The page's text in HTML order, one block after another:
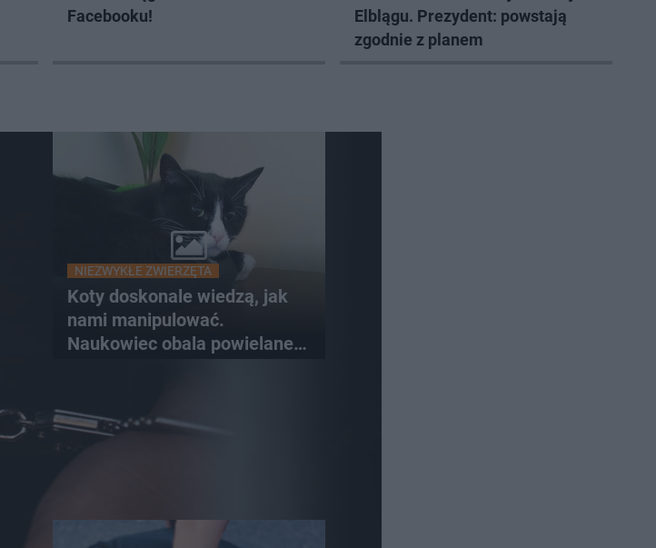
Facebooku!
Elblągu. Prezydent: powstają
zgodnie z planem
NIEZWYKŁE ZWIERZĘTA
Koty doskonale wiedzą, jak
nami manipulować.
Naukowiec obala powielane